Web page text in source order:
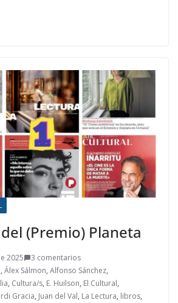
(Premio) Planeta
2025
3 comentarios
, Álex Sálmon, Alfonso Sánchez,
, Cultura/s, E. Huilson, El Cultural,
Gracia, Juan del Val, La Lectura, libros,